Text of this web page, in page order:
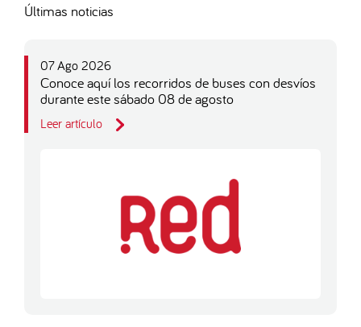
Últimas noticias
07 Ago 2026
Conoce aquí los recorridos de buses con desvíos
durante este sábado 08 de agosto
Leer artículo